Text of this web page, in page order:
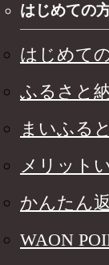
はじめての
はじめて
ふるさと
まいふる
メリット
かんたん
WAON